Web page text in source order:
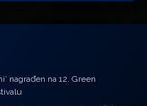
nagrađen na 12. Green